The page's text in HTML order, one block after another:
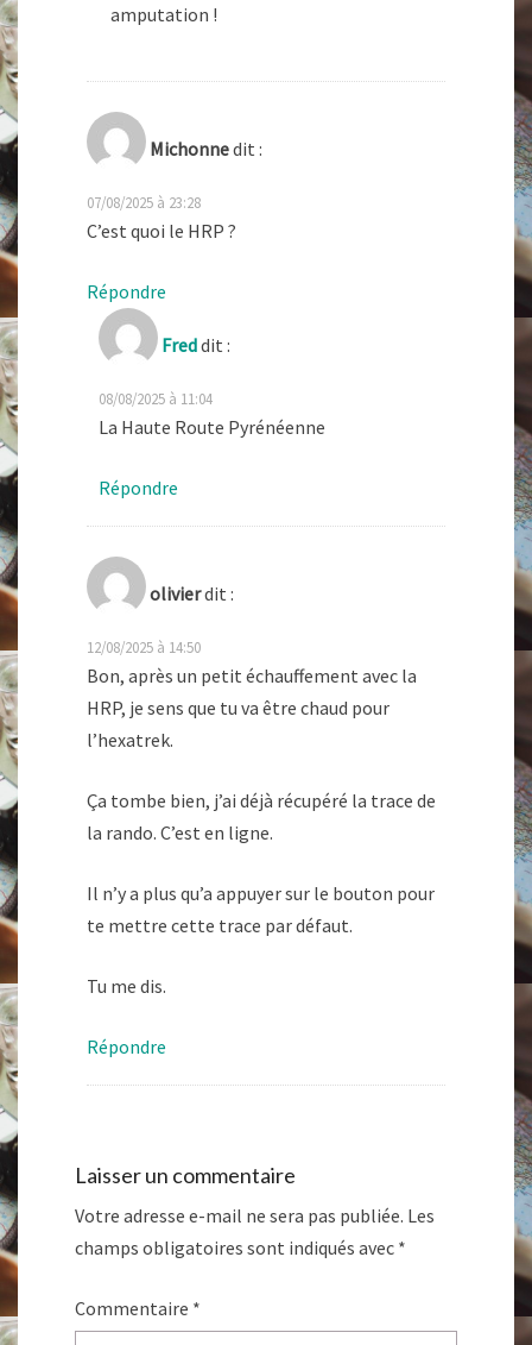
amputation !
Michonnedit :
07/08/2025 à 23:28
C’est quoi le HRP ?
Répondre
Freddit :
08/08/2025 à 11:04
La Haute Route Pyrénéenne
Répondre
olivierdit :
12/08/2025 à 14:50
Bon, après un petit échauffement avec la
HRP, je sens que tu va être chaud pour
l’hexatrek.
Ça tombe bien, j’ai déjà récupéré la trace de
la rando. C’est en ligne.
Il n’y a plus qu’a appuyer sur le bouton pour
te mettre cette trace par défaut.
Tu me dis.
Répondre
Laisser un commentaire
Votre adresse e-mail ne sera pas publiée. Les
champs obligatoires sont indiqués avec *
Commentaire *